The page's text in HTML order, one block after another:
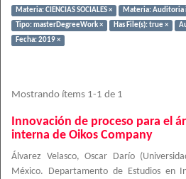
Materia: CIENCIAS SOCIALES ×
Materia: Auditoria
Tipo: masterDegreeWork ×
Has File(s): true ×
Fecha: 2019 ×
Mostrando ítems 1-1 de 1
Innovación de proceso para el
interna de Oikos Company
Álvarez Velasco, Oscar Darío (
México. Departamento de Estudios en